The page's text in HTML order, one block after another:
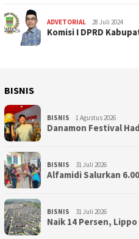
ADVETORIAL 28 Juli 2024
Komisi I DPRD
BISNIS
BISNIS 1 Agustus 2026
Danamon Festival
BISNIS 31 Juli 2026
Alfamidi Salurkan
BISNIS 31 Juli 2026
Naik 14 Persen,